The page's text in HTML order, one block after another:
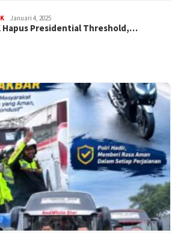
Januari 4, 2025
Hapus Presidential Threshold,…